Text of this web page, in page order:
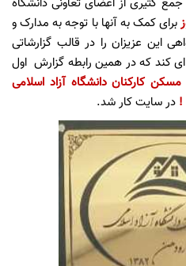
کثیری از اعضای تعاونی دانشگاه
برای کمک به آنها با توجه به مدارک و
این عزیزان را در قالب گزارشاتی
ای کند که در همین رابطه گزارش اول
کارکنان دانشگاه آزاد اسلامی
! در سایت کار شد.